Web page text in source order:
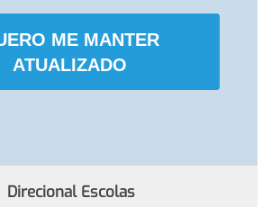
ME MANTER
ATUALIZADO
Direcional Escolas